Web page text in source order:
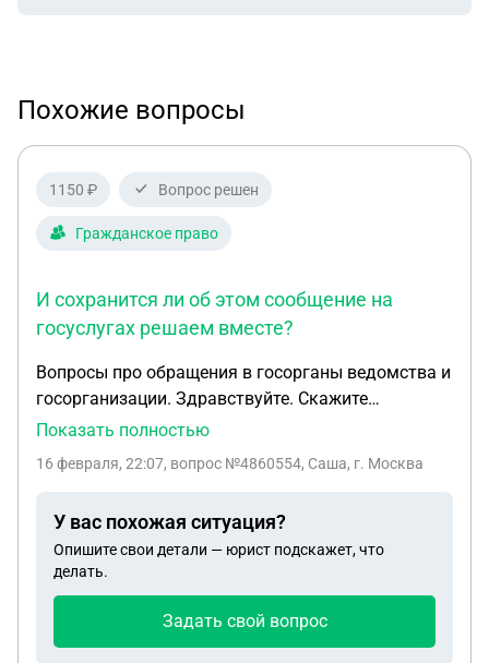
Похожие вопросы
1150 ₽ Вопрос решен
Гражданское право
И сохранится ли об этом сообщение на
госуслугах решаем вместе?
Вопросы про обращения в госорганы ведомства и
госорганизации. Здравствуйте. Скажите
пожалуйста нужна ли авторизация на госуслугах
него что-нибудь ну там письмо сообщение
этом сообщение в приложении госуслуги решаем
вместе. Нужна ли авторизация на госуслугах для
того что бы на сайте ведомства отправить в него
чтотнибуть? Сохранится ли об этом сообщение на
Показать полностью
16 февраля, 22:07, вопрос №4860554, Саша, г. Москва
У вас похожая ситуация?
Опишите свои детали — юрист подскажет, что
делать.
Задать свой вопрос